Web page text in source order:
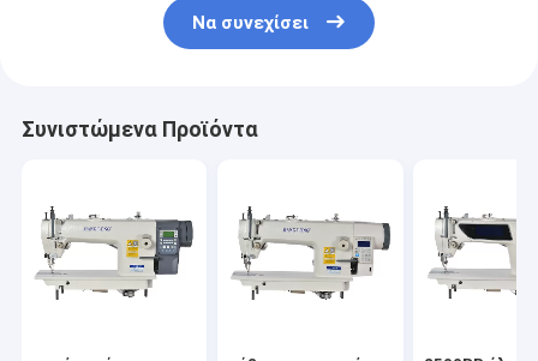
Να συνεχίσει
Συνιστώμενα Προϊόντα